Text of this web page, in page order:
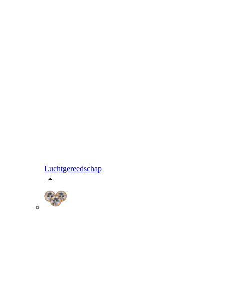
Luchtgereedschap